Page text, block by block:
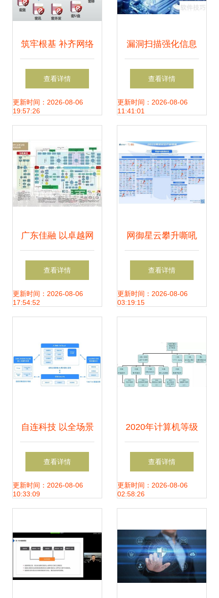
筑牢根基 补齐网络
安全信息短板，发
展网络与信息安全
查看详情
更新时间：2026-08-06
19:57:26
漏洞扫描强化信息
安全与网络信息安
全软件开发
查看详情
更新时间：2026-08-06
11:41:01
广东佳融 以卓越网
络与信息安全技
术，铸就企业业务
查看详情
更新时间：2026-08-06
17:54:52
网御星云攀升嘶吼
2023网络安全产业
图谱前列，助推网
安全发展
查看详情
更新时间：2026-08-06
03:19:15
自连科技 以全场景
物联网解决方案赋
能大健康与新基
新基石
查看详情
更新时间：2026-08-06
10:33:09
2020年计算机等级
考试等级与科目构
成探析——以网络
发为例
查看详情
更新时间：2026-08-06
02:58:26